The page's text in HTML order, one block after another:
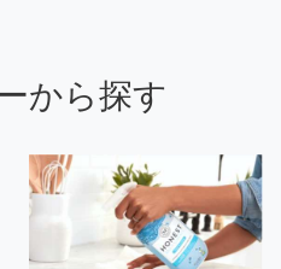
から探す